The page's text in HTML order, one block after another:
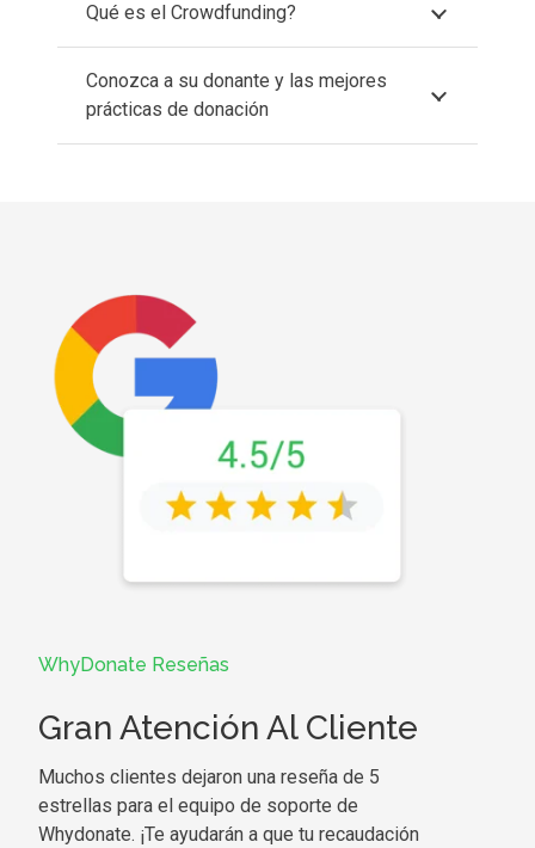
Qué es el Crowdfunding?
Conozca a su donante y las mejores
prácticas de donación
WhyDonate Reseñas
Gran Atención Al Cliente
Muchos clientes dejaron una reseña de 5
estrellas para el equipo de soporte de
Whydonate. ¡Te ayudarán a que tu recaudación